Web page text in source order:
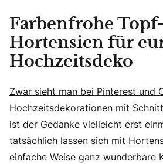
Farbenfrohe Topf-
Hortensien für
Hochzeitsdeko
Zwar sieht man bei Pinterest und
Hochzeitsdekorationen mit
ist der Gedanke vielleicht erst
tatsächlich lassen sich mit
einfache Weise ganz wunderbare